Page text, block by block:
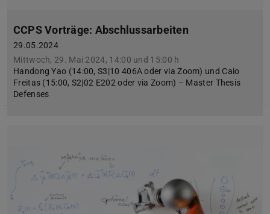
CCPS Vorträge: Abschlussarbeiten
29.05.2024
Mittwoch, 29. Mai 2024, 14:00 und 15:00 h
Handong Yao (14:00, S3|10 406A oder via Zoom) und Caio
Freitas (15:00, S2|02 E202 oder via Zoom) – Master Thesis
Defenses